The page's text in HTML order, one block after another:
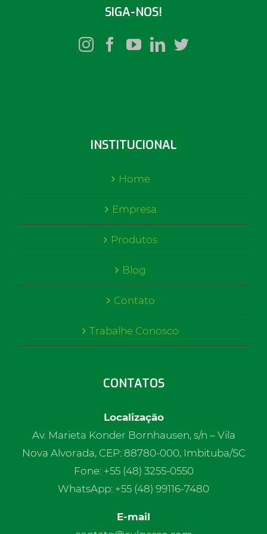
SIGA-NOS!
INSTITUCIONAL
Home
Empresa
Produtos
Blog
Contato
Trabalhe Conosco
CONTATOS
Localização
Av. Marieta Konder Bornhausen, s/n – Vila
Nova Alvorada, CEP: 88780-000, Imbituba/SC
Fone: +55 (48) 3255-0550
WhatsApp: +55 (48) 99116-7480
E-mail